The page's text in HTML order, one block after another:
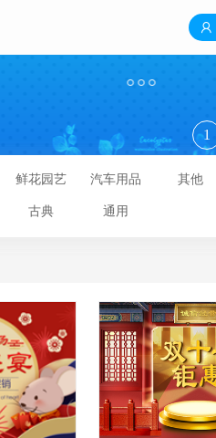

1
鲜花园艺 汽车用品 其他
古典 通用